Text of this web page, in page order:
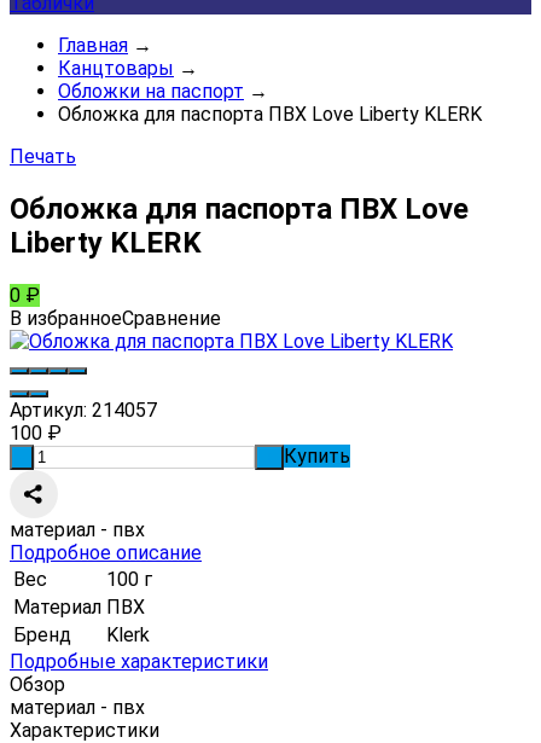
Главная →
Канцтовары →
Обложки на паспорт →
Обложка для паспорта ПВХ Love Liberty KLERK
Печать
Обложка для паспорта ПВХ Love
Liberty KLERK
0 ₽
В избранноеСравнение
Артикул: 214057
100 ₽
Купить
материал - пвх
Подробное описание
Вес
100 г
Материал ПВХ
Бренд
Klerk
Подробные характеристики
Обзор
материал - пвх
Характеристики